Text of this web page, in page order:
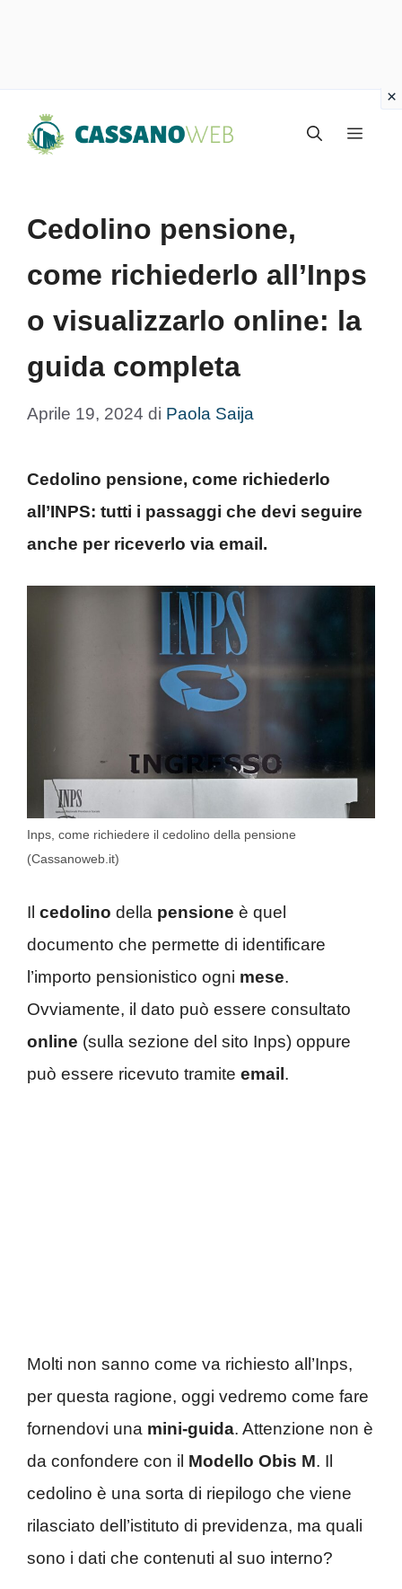
Menu
Cedolino pensione,
come richiederlo all’Inps
o visualizzarlo online: la
guida completa
Aprile 19, 2024 di Paola Saija
Cedolino pensione, come richiederlo
all’INPS: tutti i passaggi che devi seguire
anche per riceverlo via email.
Inps, come richiedere il cedolino della pensione
(Cassanoweb.it)
Il cedolino della pensione è quel
documento che permette di identificare
l’importo pensionistico ogni mese.
Ovviamente, il dato può essere consultato
online (sulla sezione del sito Inps) oppure
può essere ricevuto tramite email .
Molti non sanno come va richiesto all’Inps,
per questa ragione, oggi vedremo come fare
fornendovi una mini-guida. Attenzione non è
da confondere con il Modello Obis M. Il
cedolino è una sorta di riepilogo che viene
rilasciato dell’istituto di previdenza, ma quali
sono i dati che contenuti al suo interno?